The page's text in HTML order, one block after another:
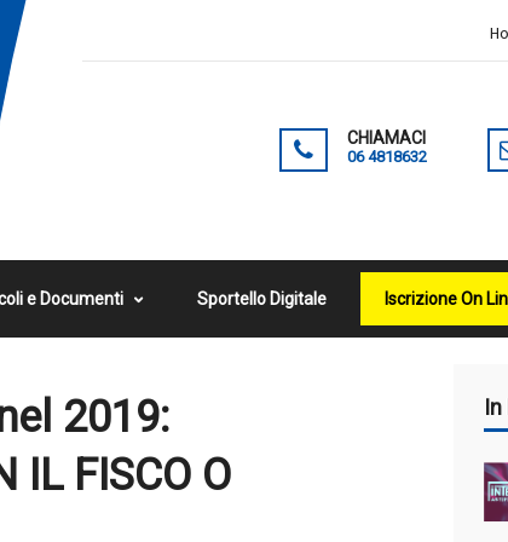
CHIAMACI
06 4818632
e Documenti Sportello Digitale Iscrizione On
2019:
IL FISCO O
In